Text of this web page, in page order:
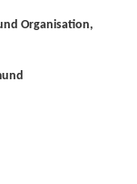
Organisation,